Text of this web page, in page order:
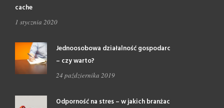
cache
1 stycznia 2020
Jednoosobowa działalność gospodarcza
– czy warto?
24 października 2019
Odporność na stres – w jakich branżach